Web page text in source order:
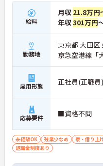
給料
月収 21.8万円
年収301万円
勤務地
東京都 大田
京急空港線「
雇用形態 正社員(正職員)
応募要件 ■資格不問
未経験OK 残業少なめ 寮・借り上
退職金制度あり